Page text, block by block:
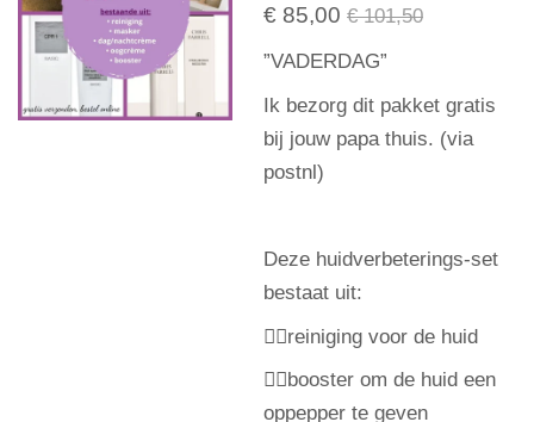
€ 85,00 € 101,50
”VADERDAG”
Ik bezorg dit pakket gratis
bij jouw papa thuis. (via
postnl)
Deze huidverbeterings-set
bestaat uit:
👉🏼reiniging voor de huid
👉🏼booster om de huid een
oppepper te geven